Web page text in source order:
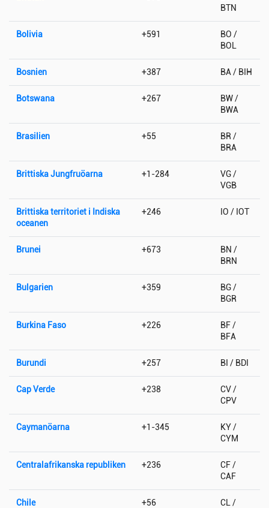
BTN
Bolivia +591
BO /
BOL
Bosnien +387 BA / BIH
Botswana +267
BW /
BWA
Brasilien +55
BR /
BRA
Brittiska Jungfruöarna +1-284
VG /
VGB
Brittiska territoriet i Indiska
oceanen
+246 IO / IOT
Brunei +673
BN /
BRN
Bulgarien +359
BG /
BGR
Burkina Faso +226
BF /
BFA
Burundi +257 BI / BDI
Cap Verde +238
CV /
CPV
Caymanöarna +1-345
KY /
CYM
Centralafrikanska republiken +236
CF /
CAF
Chile +56
CL /